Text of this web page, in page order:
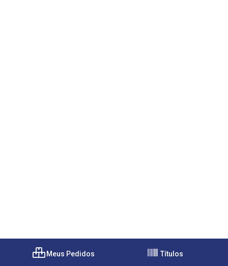
Meus Pedidos Títulos